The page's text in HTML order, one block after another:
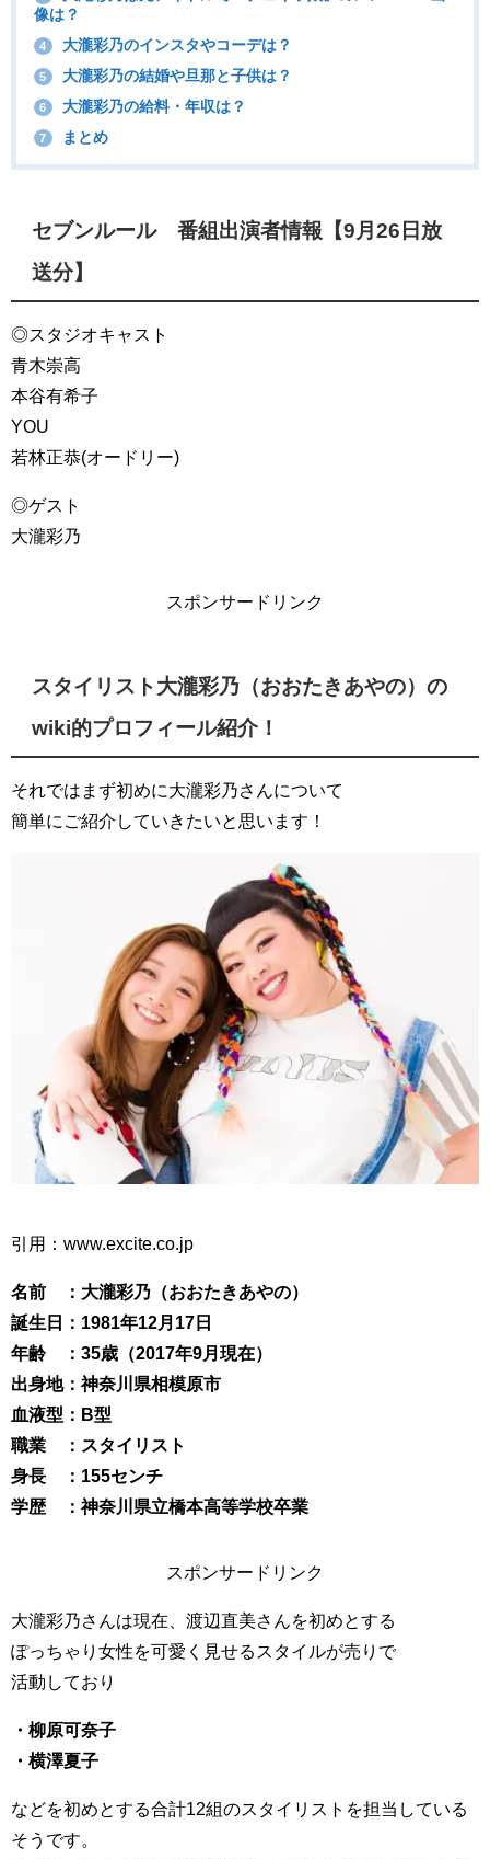
像は？
4 大瀧彩乃のインスタやコーデは？
5 大瀧彩乃の結婚や旦那と子供は？
6 大瀧彩乃の給料・年収は？
7 まとめ
セブンルール 番組出演者情報【9月26日放
送分】
◎スタジオキャスト
青木崇高
本谷有希子
YOU
若林正恭(オードリー)
◎ゲスト
大瀧彩乃
スポンサードリンク
スタイリスト大瀧彩乃（おおたきあやの）の
wiki的プロフィール紹介！
それではまず初めに大瀧彩乃さんについて
簡単にご紹介していきたいと思います！
引用：www.excite.co.jp
名前 ：大瀧彩乃（おおたきあやの）
誕生日：1981年12月17日
年齢 ：35歳（2017年9月現在）
出身地：神奈川県相模原市
血液型：B型
職業 ：スタイリスト
身長 ：155センチ
学歴 ：神奈川県立橋本高等学校卒業
スポンサードリンク
大瀧彩乃さんは現在、渡辺直美さんを初めとする
ぽっちゃり女性を可愛く見せるスタイルが売りで
活動しており
・柳原可奈子
・横澤夏子
などを初めとする合計12組のスタイリストを担当している
そうです。